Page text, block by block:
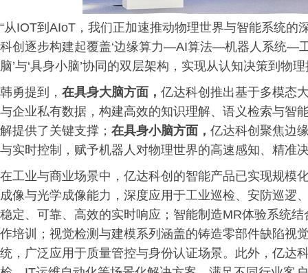
“从IOT到AIoT，我们正加速推动物理世界与智能系统
科创逐步构建起覆盖‘边缘算力—AI算法—机器人系统—
脑’与‘具身小脑’协同的双层架构，实现从认知决策到物
韩勇提到， 在具身大脑方面， 亿达科创推出基于多模态
与企业私有数据，构建高效的知识理解、语义检索与智
解提供了关键支撑； 在具身小脑方面， 亿达科创聚焦边
与实时控制，赋予机器人对物理世界的高速感知、精准
在工业与商业场景中，亿达科创的智能产品已实现规模
成像与光学成像能力，深度应用于工业巡检、安防巡逻
稳定、可靠、高效的实时响应；智能制造MR体验系统
作培训；视觉检测与建模系列涵盖的铸造零部件缺陷视
统，广泛应用于质量管控与身份认证场景。此外，亿达